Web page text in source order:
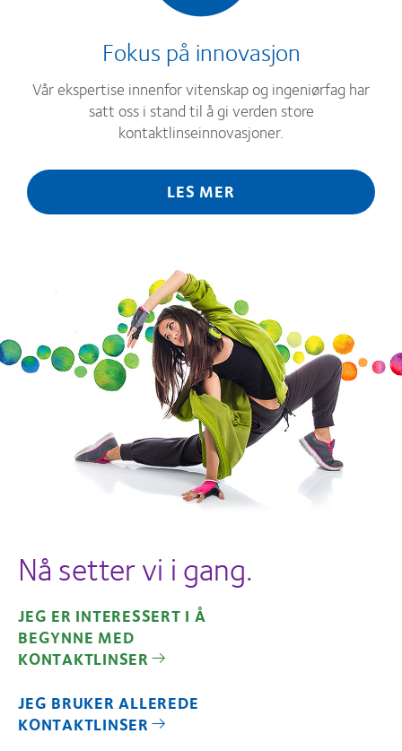
Fokus på innovasjon
Vår ekspertise innenfor vitenskap og ingeniørfag har
satt oss i stand til å gi verden store
kontaktlinseinnovasjoner.
LES MER
Nå setter vi i gang.
JEG ER INTERESSERT I Å
BEGYNNE MED
KONTAKTLINSER
JEG BRUKER ALLEREDE
KONTAKTLINSER